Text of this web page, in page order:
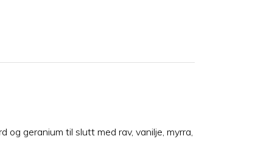
geranium til slutt med rav, vanilje, myrra,